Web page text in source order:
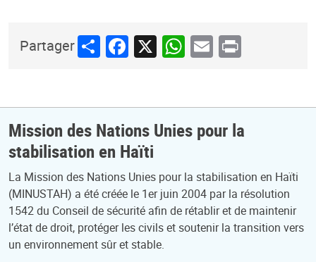
PartagerShareFacebook
X WhatsApp
Email
Print
Mission des Nations Unies pour la
stabilisation en Haïti
La Mission des Nations Unies pour la stabilisation en Haïti
(MINUSTAH) a été créée le 1er juin 2004 par la résolution
1542 du Conseil de sécurité afin de rétablir et de maintenir
l’état de droit, protéger les civils et soutenir la transition vers
un environnement sûr et stable.